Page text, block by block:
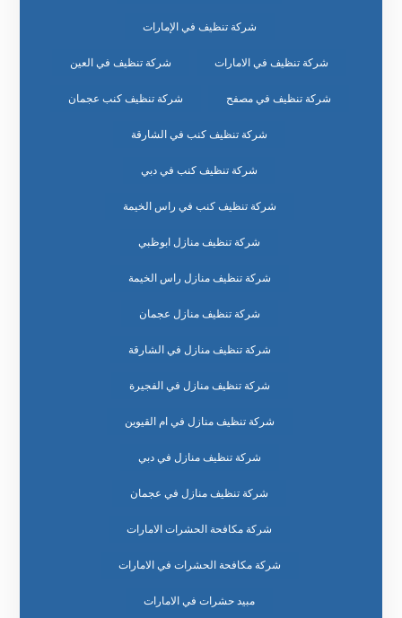
شركة تنظيف في الإمارات
شركة تنظيف في الامارات شركة تنظيف في العين
شركة تنظيف في مصفح شركة تنظيف كنب عجمان
شركة تنظيف كنب في الشارقة
شركة تنظيف كنب في دبي
شركة تنظيف كنب في راس الخيمة
شركة تنظيف منازل ابوظبي
شركة تنظيف منازل راس الخيمة
شركة تنظيف منازل عجمان
شركة تنظيف منازل في الشارقة
شركة تنظيف منازل في الفجيرة
شركة تنظيف منازل في ام القيوين
شركة تنظيف منازل في دبي
شركة تنظيف منازل في عجمان
شركة مكافحة الحشرات الامارات
شركة مكافحة الحشرات في الامارات
مبيد حشرات في الامارات